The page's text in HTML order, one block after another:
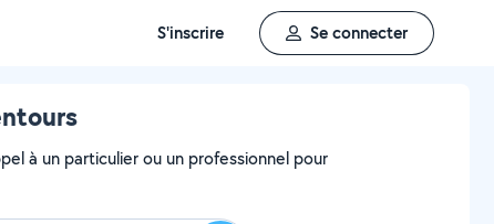
S'inscrire Se connecter
à un particulier ou un professionnel pour